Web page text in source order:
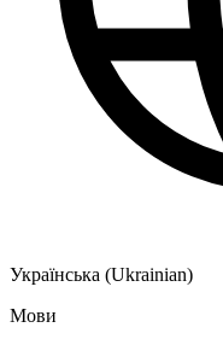
Українська (Ukrainian)
Мови